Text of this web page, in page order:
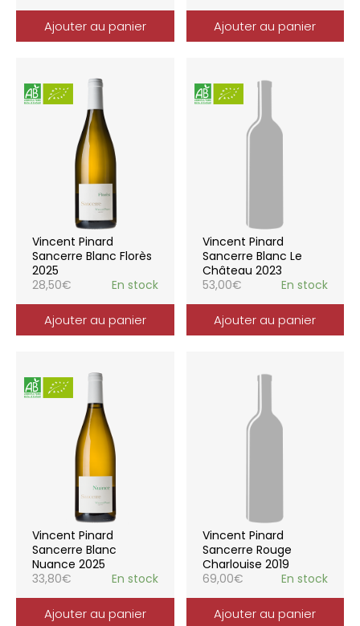
Ajouter au panier Ajouter au panier
Vincent Pinard
Sancerre Blanc Florès
2025
28,50€ En stock
Ajouter au panier
Vincent Pinard
Sancerre Blanc Le
Château 2023
53,00€ En stock
Ajouter au panier
Vincent Pinard
Sancerre Blanc
Nuance 2025
33,80€ En stock
Ajouter au panier
Vincent Pinard
Sancerre Rouge
Charlouise 2019
69,00€ En stock
Ajouter au panier